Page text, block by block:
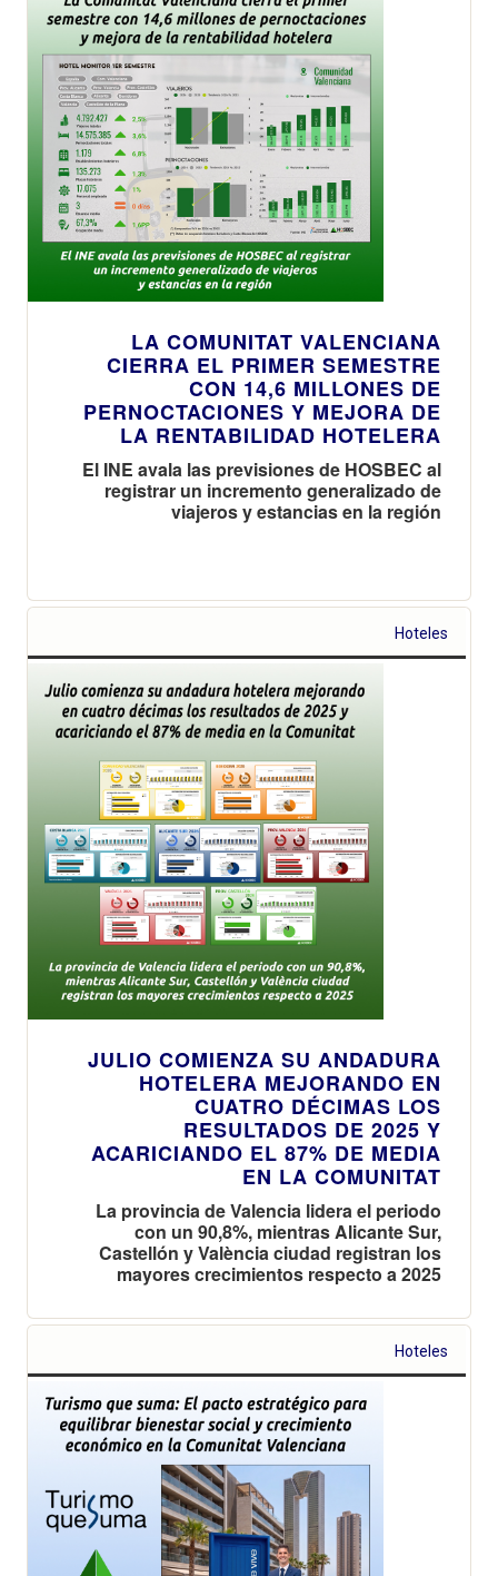
LA COMUNITAT VALENCIANA
CIERRA EL PRIMER SEMESTRE
CON 14,6 MILLONES DE
PERNOCTACIONES Y MEJORA DE
LA RENTABILIDAD HOTELERA
El INE avala las previsiones de HOSBEC al
registrar un incremento generalizado de
viajeros y estancias en la región
Hoteles
JULIO COMIENZA SU ANDADURA
HOTELERA MEJORANDO EN
CUATRO DÉCIMAS LOS
RESULTADOS DE 2025 Y
ACARICIANDO EL 87% DE MEDIA
EN LA COMUNITAT
La provincia de Valencia lidera el periodo
con un 90,8%, mientras Alicante Sur,
Castellón y València ciudad registran los
mayores crecimientos respecto a 2025
Hoteles